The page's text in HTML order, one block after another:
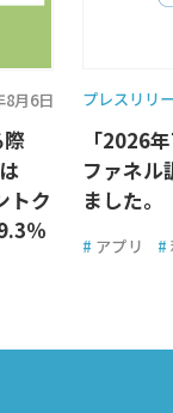
8月6日
トク
％
プレスリリ
「2026
ファネル
ました。
# アプリ #